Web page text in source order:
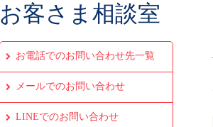
お客さま相談室
お電話でのお問い合わせ先一覧
メールでのお問い合わせ
LINEでのお問い合わせ